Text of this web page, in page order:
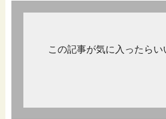
この記事が気に入ったらい